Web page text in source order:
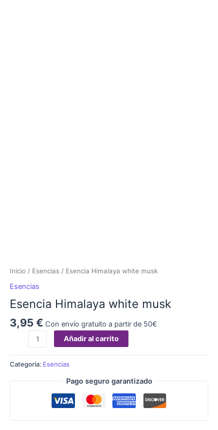
Inicio / Esencias / Esencia Himalaya white musk
Esencias
Esencia Himalaya white musk
3,95 € Con envío gratuito a partir de 50€
Añadir al carrito
Categoría: Esencias
Pago seguro garantizado